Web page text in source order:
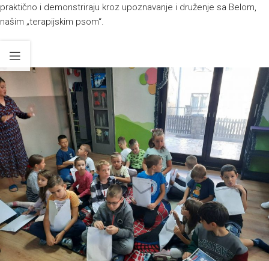
praktično i demonstriraju kroz upoznavanje i druženje sa Belom,
našim „terapijskim psom“.